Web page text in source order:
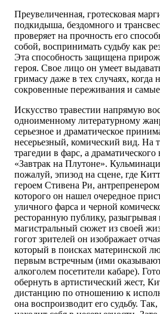
Преувеличенная, гротесковая
подкидыша, бездомного и
проверяет на прочность его
собой, воспринимать судьбу как
Эта способность защищена
героя. Свое лицо он умеет
гримасу даже в тех случаях,
сокровенные переживания и
Искусство травестии напрямую
одноименному литературному
серьезное и драматическое
несерьезный, комический вид. На
трагедии в фарс, а
«Завтрак на Плутоне».
пожалуй, эпизод на сцене, где
героем Стивена Ри,
которого он нашел очередное
уличного фарса и черной
ресторанную публику, разыгрывая
магистральный сюжет из своей
гогот зрителей он изображает
который в поисках материнской
первым встречным (ими
алкоголем посетители кабаре).
обернуть в артистический жест,
дистанцию по отношению к
она воспроизводит его судьбу.